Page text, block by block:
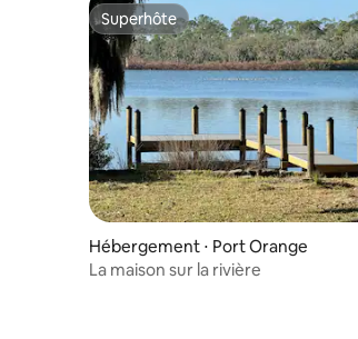
Superhôte
Superhôte
Hébergement ⋅ Port Orange
La maison sur la rivière